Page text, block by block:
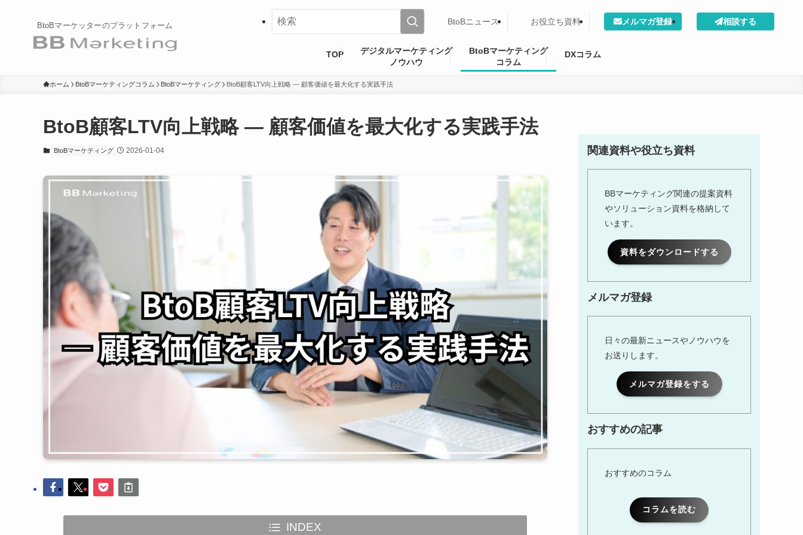
BtoBマーケッターのプラットフォーム BtoBニュース お役立ち資料 メルマガ登録 相談する
TOP
デジタルマーケティング
ノウハウ
BtoBマーケティング
コラム
DXコラム
ホーム BtoBマーケティングコラム BtoBマーケティング BtoB顧客LTV向上戦略 ― 顧客価値を最大化する実践手法
BtoB顧客LTV向上戦略 ― 顧客価値を最大化する実践手法
BtoBマーケティング 2026-01-04
INDEX
関連資料や役立ち資料
BBマーケティング関連の提案資料
やソリューション資料を格納して
います。
資料をダウンロードする
メルマガ登録
日々の最新ニュースやノウハウを
お送りします。
メルマガ登録をする
おすすめの記事
おすすめのコラム
コラムを読む